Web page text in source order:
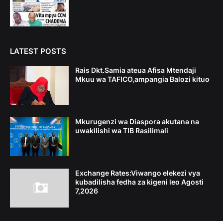
LATEST POSTS
Rais Dkt.Samia ateua Afisa Mtendaji
Mkuu wa TAFICO,ampangia Balozi kituo
Mkurugenzi wa Diaspora akutana na
uwakilishi wa TIB Rasilimali
Exchange Rates:Viwango elekezi vya
kubadilisha fedha za kigeni leo Agosti
7,2026